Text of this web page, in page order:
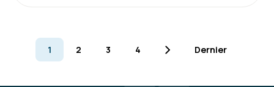
KAMEL H.
1 2 3 4 Dernier